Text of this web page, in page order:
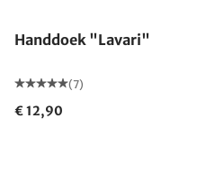
Handdoek "Lavari"
(7)
€ 12,90